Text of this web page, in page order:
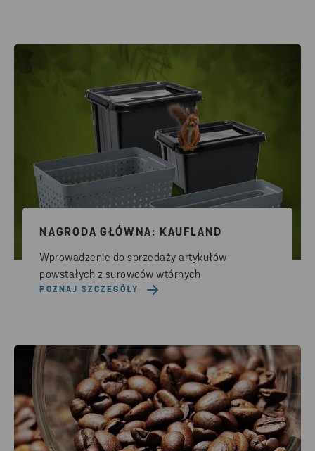
NAGRODA GŁÓWNA: KAUFLAND
Wprowadzenie do sprzedaży artykułów
powstałych z surowców wtórnych
POZNAJ SZCZEGÓŁY